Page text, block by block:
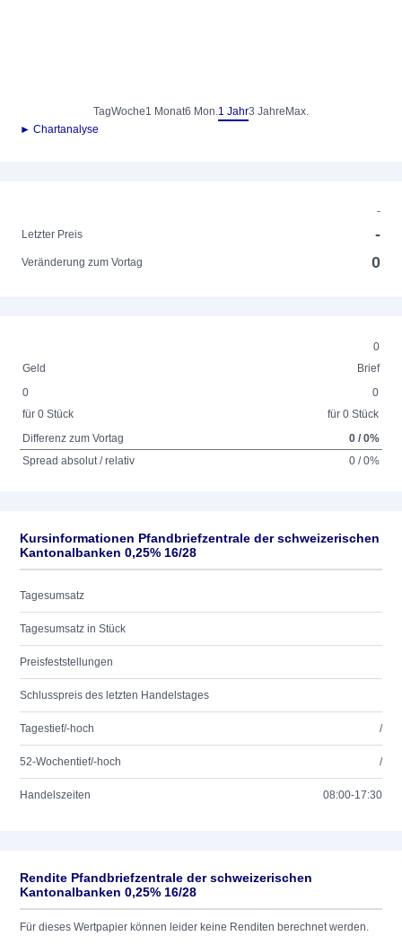
TagWoche1 Monat6 Mon.1 Jahr3 Jahre Max.
► Chartanalyse
-
Letzter Preis
-
Veränderung zum Vortag 0
0
Geld
Brief
0
für 0 Stück
0
für 0 Stück
Differenz zum Vortag
0 / 0%
Spread absolut / relativ
0 / 0%
Kursinformationen Pfandbriefzentrale der schweizerischen
Kantonalbanken 0,25% 16/28
Tagesumsatz
Tagesumsatz in Stück
Preisfeststellungen
Schlusspreis des letzten Handelstages
Tagestief/-hoch /
52-Wochentief/-hoch /
Handelszeiten 08:00-17:30
Rendite Pfandbriefzentrale der schweizerischen
Kantonalbanken 0,25% 16/28
Für dieses Wertpapier können leider keine Renditen berechnet werden.